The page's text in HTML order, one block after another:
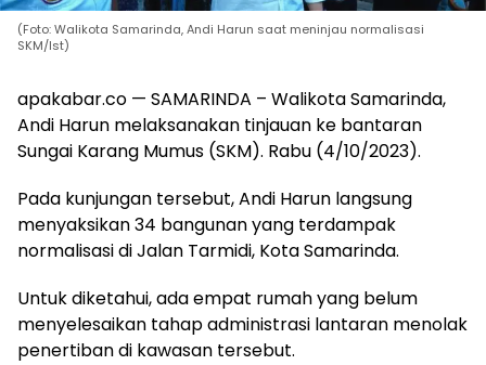
(Foto: Walikota Samarinda, Andi Harun saat meninjau normalisasi
SKM/Ist)
apakabar.co — SAMARINDA – Walikota Samarinda,
Andi Harun melaksanakan tinjauan ke bantaran
Sungai Karang Mumus (SKM). Rabu (4/10/2023).
Pada kunjungan tersebut, Andi Harun langsung
menyaksikan 34 bangunan yang terdampak
normalisasi di Jalan Tarmidi, Kota Samarinda.
Untuk diketahui, ada empat rumah yang belum
menyelesaikan tahap administrasi lantaran menolak
penertiban di kawasan tersebut.